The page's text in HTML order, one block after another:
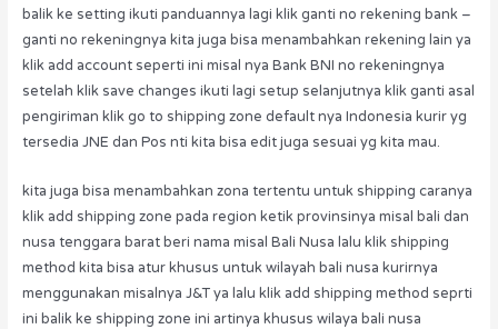
balik ke setting ikuti panduannya lagi klik ganti no rekening bank –
ganti no rekeningnya kita juga bisa menambahkan rekening lain ya
klik add account seperti ini misal nya Bank BNI no rekeningnya
setelah klik save changes ikuti lagi setup selanjutnya klik ganti asal
pengiriman klik go to shipping zone default nya Indonesia kurir yg
tersedia JNE dan Pos nti kita bisa edit juga sesuai yg kita mau.
kita juga bisa menambahkan zona tertentu untuk shipping caranya
klik add shipping zone pada region ketik provinsinya misal bali dan
nusa tenggara barat beri nama misal Bali Nusa lalu klik shipping
method kita bisa atur khusus untuk wilayah bali nusa kurirnya
menggunakan misalnya J&T ya lalu klik add shipping method seprti
ini balik ke shipping zone ini artinya khusus wilaya bali nusa